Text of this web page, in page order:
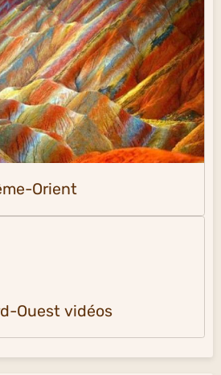
Orient
Ouest vidéos